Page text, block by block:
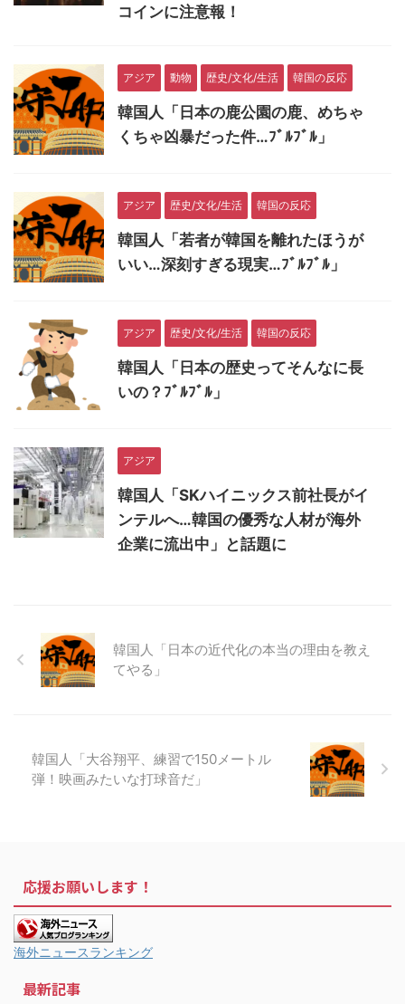
コインに注意報！
アジア 動物 歴史/文化/生活 韓国の反応
韓国人「日本の鹿公園の鹿、めちゃ
くちゃ凶暴だった件…ﾌﾞﾙﾌﾞﾙ」
アジア 歴史/文化/生活 韓国の反応
韓国人「若者が韓国を離れたほうが
いい…深刻すぎる現実…ﾌﾞﾙﾌﾞﾙ」
アジア 歴史/文化/生活 韓国の反応
韓国人「日本の歴史ってそんなに長
いの？ﾌﾞﾙﾌﾞﾙ」
アジア
韓国人「SKハイニックス前社長がイ
ンテルへ…韓国の優秀な人材が海外
企業に流出中」と話題に
韓国人「日本の近代化の本当の理由を教え
てやる」
韓国人「大谷翔平、練習で150メートル
弾！映画みたいな打球音だ」
応援お願いします！
海外ニュースランキング
最新記事